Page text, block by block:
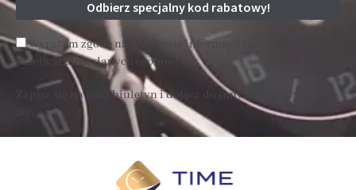
Wyrażam zgodę na wysyłanie informacji handlowej i
przetwarzanie danych osobowych
Zapisz się na nasz biuletyn i dołącz do innych subskrybentów